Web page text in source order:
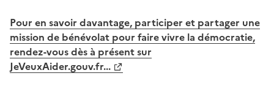
Pour en savoir davantage, participer et partager une
mission de bénévolat pour faire vivre la démocratie,
rendez-vous dès à présent sur
JeVeuxAider.gouv.fr...